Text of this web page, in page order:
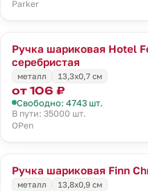
Parker
Ручка шариковая Hotel
серебристая
металл 13,3х0,7 см
от 106 ₽
Свободно: 4743 шт.
В пути: 35000 шт.
OPen
Ручка шариковая Finn
металл
13,8х0,9 см